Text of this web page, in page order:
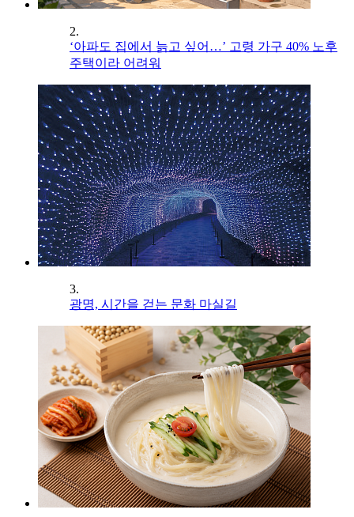
2.
‘아파도 집에서 늙고 싶어…’ 고령 가구 40% 노후
주택이라 어려워
3.
광명, 시간을 걷는 문화 마실길